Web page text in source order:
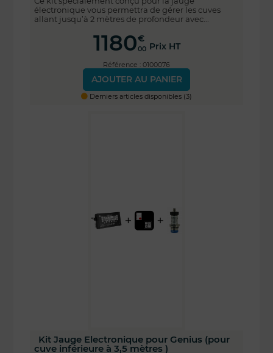
électronique vous permettra de gérer les cuves
allant jusqu’à 2 mètres de profondeur avec...
1180€
00 Prix HT
Référence : 0100076
AJOUTER AU PANIER
Derniers articles disponibles (3)
Kit Jauge Electronique pour Genius (pour
cuve inférieure à 3,5 mètres )